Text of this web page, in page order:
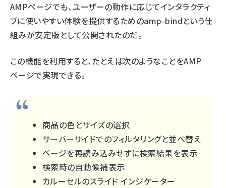
AMPページでも、ユーザーの動作に応じてインタラクティ
ブに使いやすい体験を提供するためのamp-bindという仕
組みが安定版として公開されたのだ。
この機能を利用すると、たとえば次のようなことをAMP
ページで実現できる。
商品の色とサイズの選択
サーバーサイドでのフィルタリングと並べ替え
ページを再読み込みせずに検索結果を表示
検索時の自動候補表示
カルーセルのスライド インジケーター